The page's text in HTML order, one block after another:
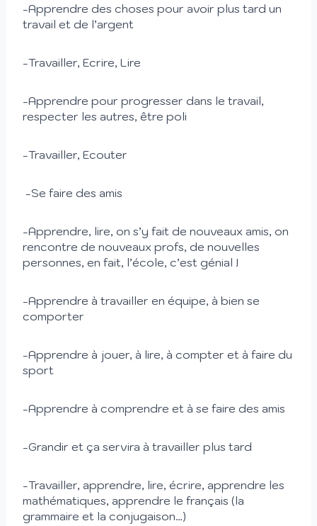
-Apprendre des choses pour avoir plus tard un
travail et de l’argent
-Travailler, Ecrire, Lire
-Apprendre pour progresser dans le travail,
respecter les autres, être poli
-Travailler, Ecouter
-Se faire des amis
-Apprendre, lire, on s’y fait de nouveaux amis, on
rencontre de nouveaux profs, de nouvelles
personnes, en fait, l’école, c’est génial !
-Apprendre à travailler en équipe, à bien se
comporter
-Apprendre à jouer, à lire, à compter et à faire du
sport
-Apprendre à comprendre et à se faire des amis
-Grandir et ça servira à travailler plus tard
-Travailler, apprendre, lire, écrire, apprendre les
mathématiques, apprendre le français (la
grammaire et la conjugaison…)